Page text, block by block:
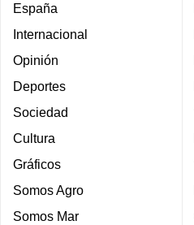
España
Internacional
Opinión
Deportes
Sociedad
Cultura
Gráficos
Somos Agro
Somos Mar